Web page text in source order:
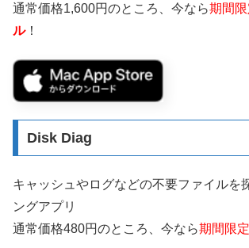
通常価格1,600円のところ、今なら期間
ル！
Disk Diag
キャッシュやログなどの不要ファイルを
ングアプリ
通常価格480円のところ、今なら期間限